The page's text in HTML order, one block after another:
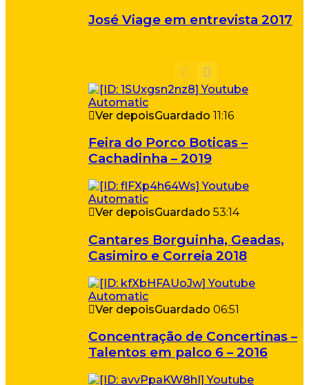
José Viage em entrevista 2017
Ver depoisGuardado 11:16
Feira do Porco Boticas –
Cachadinha – 2019
Ver depoisGuardado 53:14
Cantares Borguinha, Geadas,
Casimiro e Correia 2018
Ver depoisGuardado 06:51
Concentração de Concertinas –
Talentos em palco 6 – 2016